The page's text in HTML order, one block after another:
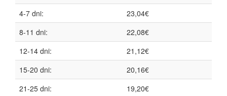
4-7 dni:
23,04€
8-11 dni:
22,08€
12-14 dni:
21,12€
15-20 dni:
20,16€
21-25 dni:
19,20€